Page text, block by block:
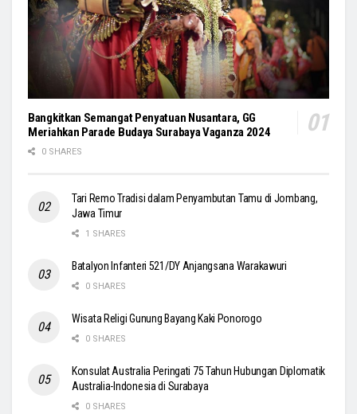
Bangkitkan Semangat Penyatuan Nusantara, GG
Meriahkan Parade Budaya Surabaya Vaganza 2024
0 SHARES
Tari Remo Tradisi dalam Penyambutan Tamu di Jombang,
Jawa Timur
1 SHARES
Batalyon Infanteri 521/DY Anjangsana Warakawuri
0 SHARES
Wisata Religi Gunung Bayang Kaki Ponorogo
0 SHARES
Konsulat Australia Peringati 75 Tahun Hubungan Diplomatik
Australia-Indonesia di Surabaya
0 SHARES